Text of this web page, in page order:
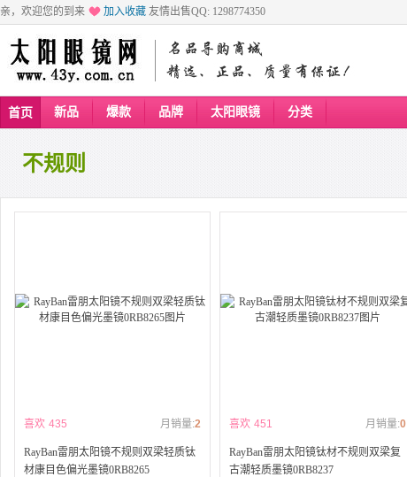
亲，欢迎您的到来 加入收藏 友情出售QQ: 1298774350
首页 新品 爆款 品牌 太阳眼镜 分类
不规则
喜欢 435 月销量:2
RayBan雷朋太阳镜不规则双梁轻质钛
材康目色偏光墨镜0RB8265
喜欢 451 月销量:0
RayBan雷朋太阳镜钛材不规则双梁复
古潮轻质墨镜0RB8237